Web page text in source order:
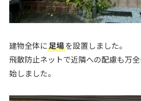
建物全体に足場を設置しました。
飛散防止ネットで近隣への配慮も万
始しました。